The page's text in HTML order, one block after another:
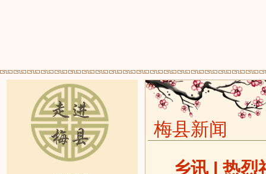
梅县新闻
乡讯 | 热烈